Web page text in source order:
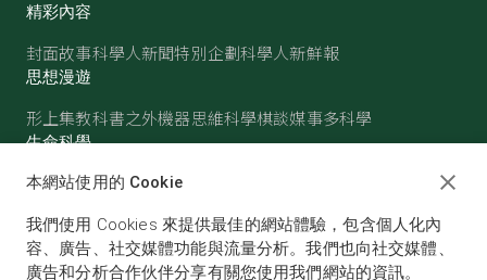
精彩內容
封面故事科學人新聞特別企劃科學人新鮮報
思想漫遊
形上集教科書之外機器思維科學棋談媒事多科學
生命科學
醫學古生物心理學生態學
物理 化學地球科學天文
本網站使用的 Cookie
我們使用 Cookies 來提供最佳的網站體驗，包含個人化內
容、廣告、社交媒體功能與流量分析。我們也向社交媒體、
廣告和分析合作伙伴分享有關您使用我們網站的資訊。